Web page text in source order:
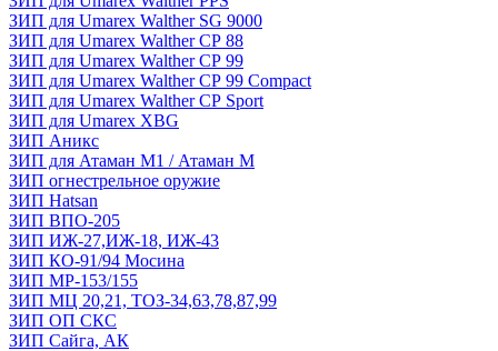
ЗИП для Umarex Walther SG 9000
ЗИП для Umarex Walther СР 88
ЗИП для Umarex Walther СР 99
ЗИП для Umarex Walther СР 99 Compact
ЗИП для Umarex Walther СР Sport
ЗИП для Umarex XBG
ЗИП Аникс
ЗИП для Атаман М1 / Атаман М
ЗИП огнестрельное оружие
ЗИП Hatsan
ЗИП ВПО-205
ЗИП ИЖ-27,ИЖ-18, ИЖ-43
ЗИП КО-91/94 Мосина
ЗИП МР-153/155
ЗИП МЦ 20,21, ТОЗ-34,63,78,87,99
ЗИП ОП СКС
ЗИП Сайга, АК